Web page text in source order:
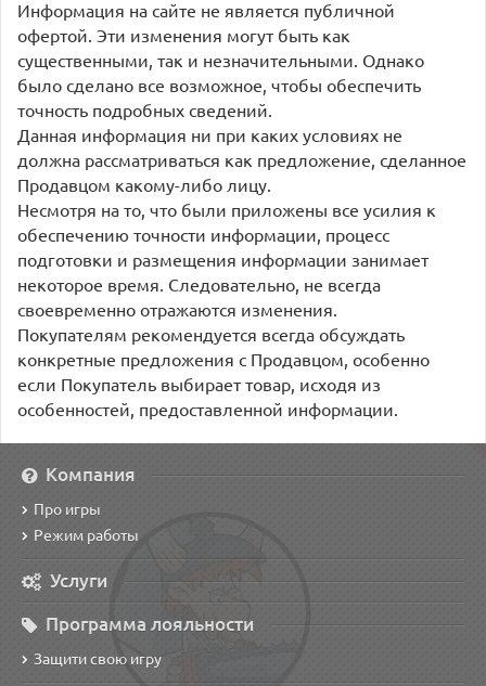
Информация на сайте не является публичной
офертой. Эти изменения могут быть как
существенными, так и незначительными. Однако
было сделано все возможное, чтобы обеспечить
точность подробных сведений.
Данная информация ни при каких условиях не
должна рассматриваться как предложение, сделанное
Продавцом какому-либо лицу.
Несмотря на то, что были приложены все усилия к
обеспечению точности информации, процесс
подготовки и размещения информации занимает
некоторое время. Следовательно, не всегда
своевременно отражаются изменения.
Покупателям рекомендуется всегда обсуждать
конкретные предложения с Продавцом, особенно
если Покупатель выбирает товар, исходя из
особенностей, предоставленной информации.
Компания
Про игры
Режим работы
Услуги
Программа лояльности
Защити свою игру